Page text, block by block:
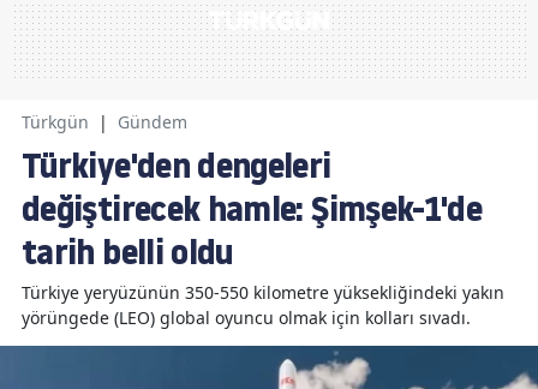
Türkgün | Gündem
Türkiye'den dengeleri
değiştirecek hamle: Şimşek-1'de
tarih belli oldu
Türkiye yeryüzünün 350-550 kilometre yüksekliğindeki yakın
yörüngede (LEO) global oyuncu olmak için kolları sıvadı.